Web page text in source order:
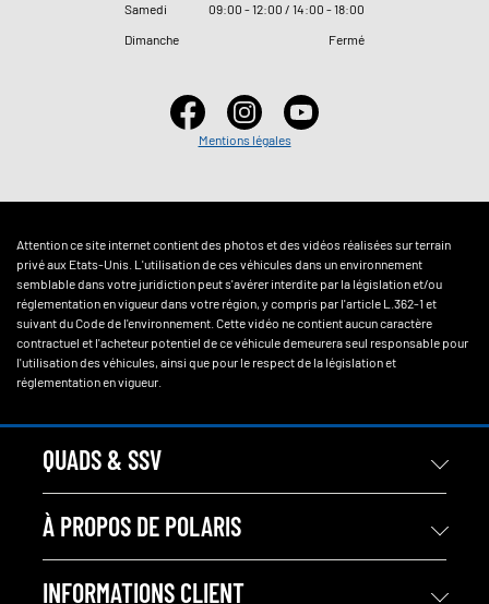
Samedi
09:00 - 12:00 / 14:00 - 18:00
Dimanche
Fermé
Mentions légales
Attention ce site internet contient des photos et des vidéos réalisées sur terrain
privé aux Etats-Unis. L'utilisation de ces véhicules dans un environnement
semblable dans votre juridiction peut s'avérer interdite par la législation et/ou
réglementation en vigueur dans votre région, y compris par l'article L.362-1 et
suivant du Code de l'environnement. Cette vidéo ne contient aucun caractère
contractuel et l'acheteur potentiel de ce véhicule demeurera seul responsable pour
l'utilisation des véhicules, ainsi que pour le respect de la législation et
réglementation en vigueur.
QUADS & SSV
À PROPOS DE POLARIS
INFORMATIONS CLIENT